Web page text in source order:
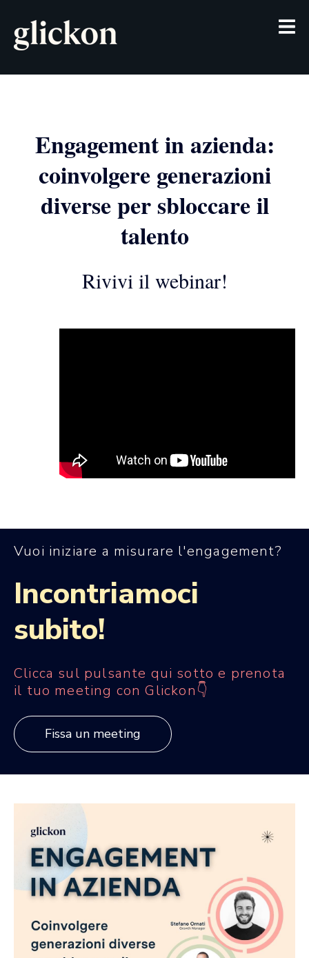
Engagement in azienda:
coinvolgere generazioni
diverse per sbloccare il
talento
Rivivi il webinar!
Vuoi iniziare a misurare l'engagement?
Incontriamoci
subito!
Clicca sul pulsante qui sotto e prenota
il tuo meeting con Glickon👇
Fissa un meeting